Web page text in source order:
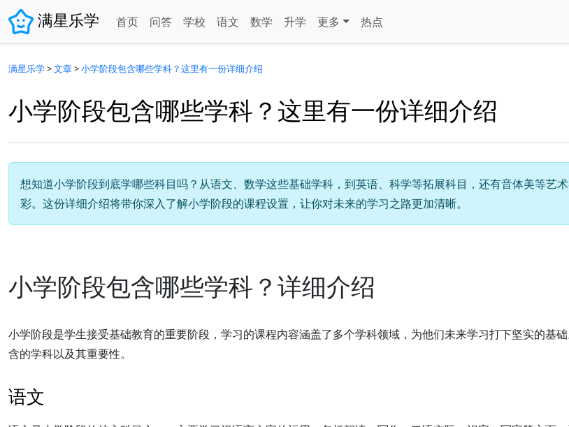
满星乐学 首页 问答 学校 语文 数学 升学 更多 热点
满星乐学>文章>小学阶段包含哪些学科？这里有一份详细介绍
小学阶段包含哪些学科？这里有一份详细介绍
想知道小学阶段到底学哪些科目吗？从语文、数学这些基础学科，到英语、科学等拓展科目，还有音体美等艺
彩。这份详细介绍将带你深入了解小学阶段的课程设置，让你对未来的学习之路更加清晰。
小学阶段包含哪些学科？详细介绍
小学阶段是学生接受基础教育的重要阶段，学习的课程内容涵盖了多个学科领域，为他们未来学习打下坚实的基
含的学科以及其重要性。
语文